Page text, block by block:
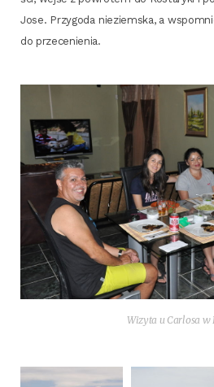
Jose. Przy­go­da nie­ziem­ska, a
do przecenienia.
Wizy­ta u Car­lo­sa w